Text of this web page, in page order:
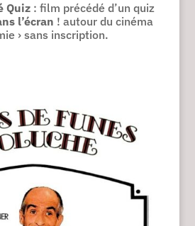
Quiz: film précédé d’un quiz
l’écran ! autour du cinéma
› sans inscription.